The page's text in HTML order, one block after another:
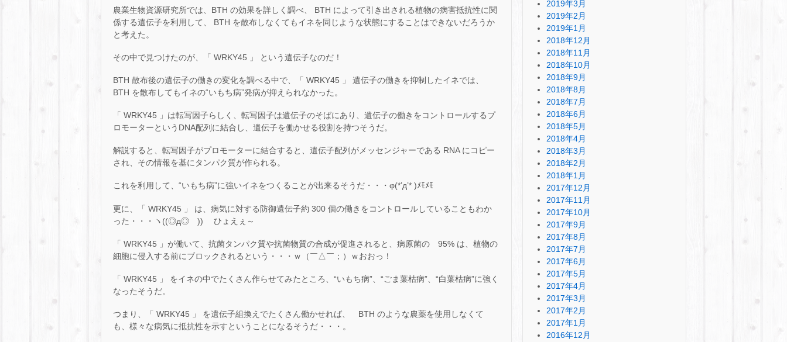
農業生物資源研究所では、BTH の効果を詳しく調べ、 BTH によって引き出される植物の病害抵抗性に関
係する遺伝子を利用して、 BTH を散布しなくてもイネを同じような状態にすることはできないだろうか
と考えた。
その中で見つけたのが、「 WRKY45 」 という遺伝子なのだ！
BTH 散布後の遺伝子の働きの変化を調べる中で、「 WRKY45 」 遺伝子の働きを抑制したイネでは、
BTH を散布してもイネの“いもち病”発病が抑えられなかった。
「 WRKY45 」は転写因子らしく、転写因子は遺伝子のそばにあり、遺伝子の働きをコントロールするプ
ロモーターというDNA配列に結合し、遺伝子を働かせる役割を持つそうだ。
解説すると、転写因子がプロモーターに結合すると、遺伝子配列がメッセンジャーである RNA にコピー
され、その情報を基にタンパク質が作られる。
これを利用して、“いもち病”に強いイネをつくることが出来るそうだ・・・φ(*’д’* )ﾒﾓﾒﾓ
更に、「 WRKY45 」 は、病気に対する防御遺伝子約 300 個の働きをコントロールしていることもわか
った・・・ヽ((◎д◎ ))ゝ ひょえぇ～
「 WRKY45 」が働いて、抗菌タンパク質や抗菌物質の合成が促進されると、病原菌の 95% は、植物の
細胞に侵入する前にブロックされるという・・・ｗ（￣△￣；）ｗおおっ！
「 WRKY45 」 をイネの中でたくさん作らせてみたところ、“いもち病”、“ごま葉枯病”、“白葉枯病”に強く
なったそうだ。
つまり、「 WRKY45 」 を遺伝子組換えでたくさん働かせれば、 BTH のような農薬を使用しなくて
も、様々な病気に抵抗性を示すということになるそうだ・・・。
2019年3月
2019年2月
2019年1月
2018年12月
2018年11月
2018年10月
2018年9月
2018年8月
2018年7月
2018年6月
2018年5月
2018年4月
2018年3月
2018年2月
2018年1月
2017年12月
2017年11月
2017年10月
2017年9月
2017年8月
2017年7月
2017年6月
2017年5月
2017年4月
2017年3月
2017年2月
2017年1月
2016年12月